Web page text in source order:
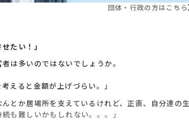
団体・行政の方はこちら
たい！」
は多いのではないでしょうか。
えると金額が上げづらい。」
とか居場所を支えているけれど、正直、自分達の
も難しいかもしれない。。。」